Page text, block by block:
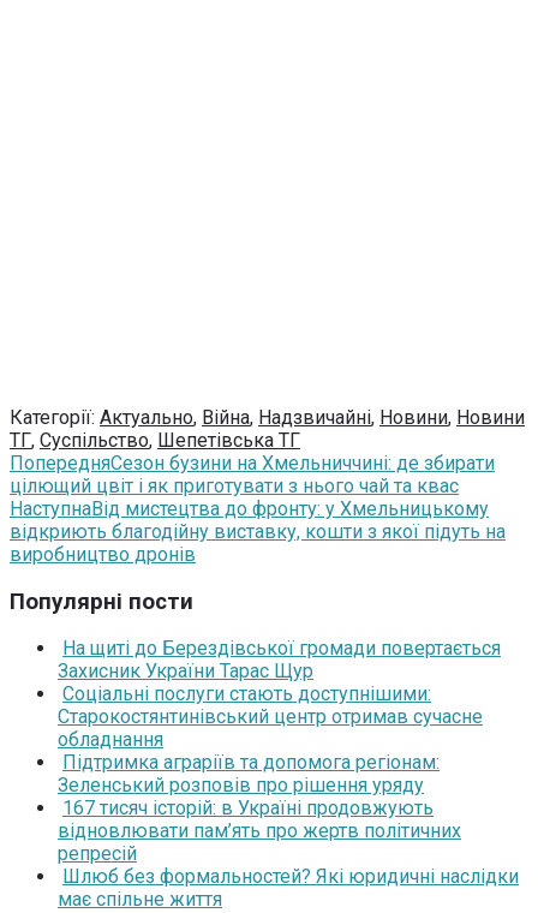
Категорії: Актуально, Війна, Надзвичайні, Новини, Новини
ТГ, Суспільство, Шепетівська ТГ
ПопередняСезон бузини на Хмельниччині: де збирати
цілющий цвіт і як приготувати з нього чай та квас
НаступнаВід мистецтва до фронту: у Хмельницькому
відкриють благодійну виставку, кошти з якої підуть на
виробництво дронів
Популярні пости
На щиті до Берездівської громади повертається
Захисник України Тарас Щур
Соціальні послуги стають доступнішими:
Старокостянтинівський центр отримав сучасне
обладнання
Підтримка аграріїв та допомога регіонам:
Зеленський розповів про рішення уряду
167 тисяч історій: в Україні продовжують
відновлювати пам’ять про жертв політичних
репресій
Шлюб без формальностей? Які юридичні наслідки
має спільне життя